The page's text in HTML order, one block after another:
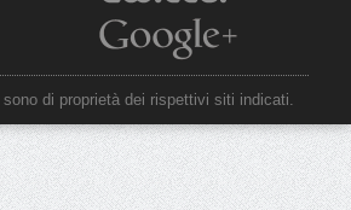
di proprietà dei rispettivi siti indicati.